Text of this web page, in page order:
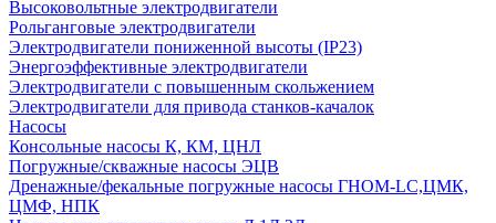
Высоковольтные электродвигатели
Рольганговые электродвигатели
Электродвигатели пониженной высоты (IP23)
Энергоэффективные электродвигатели
Электродвигатели с повышенным скольжением
Электродвигатели для привода станков-качалок
Насосы
Консольные насосы К, КМ, ЦНЛ
Погружные/скважные насосы ЭЦВ
Дренажные/фекальные погружные насосы ГНОМ-LC,ЦМК,
ЦМФ, НПК